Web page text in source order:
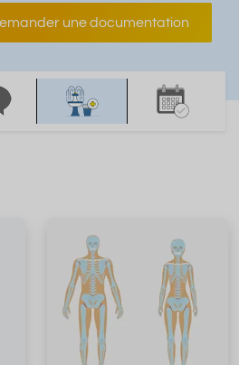
une documentation